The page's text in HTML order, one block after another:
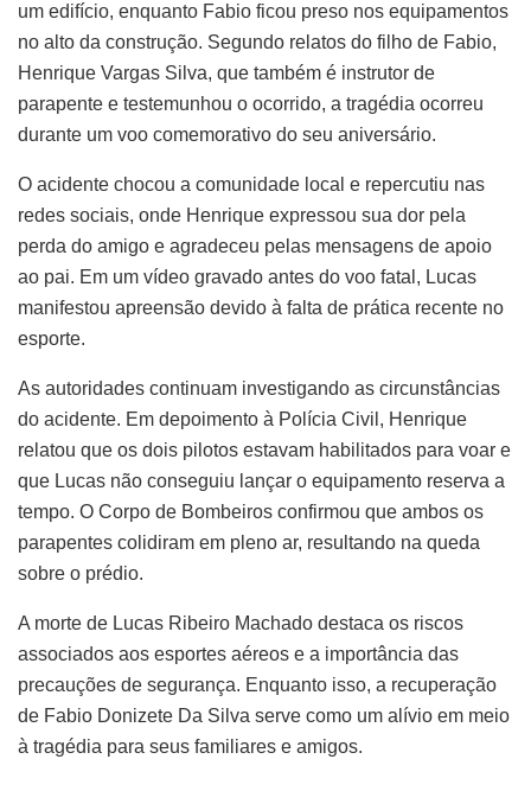
um edifício, enquanto Fabio ficou preso nos equipamentos
no alto da construção. Segundo relatos do filho de Fabio,
Henrique Vargas Silva, que também é instrutor de
parapente e testemunhou o ocorrido, a tragédia ocorreu
durante um voo comemorativo do seu aniversário.
O acidente chocou a comunidade local e repercutiu nas
redes sociais, onde Henrique expressou sua dor pela
perda do amigo e agradeceu pelas mensagens de apoio
ao pai. Em um vídeo gravado antes do voo fatal, Lucas
manifestou apreensão devido à falta de prática recente no
esporte.
As autoridades continuam investigando as circunstâncias
do acidente. Em depoimento à Polícia Civil, Henrique
relatou que os dois pilotos estavam habilitados para voar e
que Lucas não conseguiu lançar o equipamento reserva a
tempo. O Corpo de Bombeiros confirmou que ambos os
parapentes colidiram em pleno ar, resultando na queda
sobre o prédio.
A morte de Lucas Ribeiro Machado destaca os riscos
associados aos esportes aéreos e a importância das
precauções de segurança. Enquanto isso, a recuperação
de Fabio Donizete Da Silva serve como um alívio em meio
à tragédia para seus familiares e amigos.